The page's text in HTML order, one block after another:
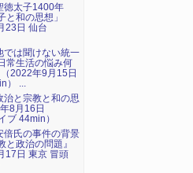
徳太子1400年
と和の思想」
23日 仙台
では聞けない統一
常生活の悩み何
2022年9月15日
） ...
治と宗教と和の思
8月16日
ブ 44min）
倍氏の事件の背景
と政治の問題』
17日 東京 冒頭